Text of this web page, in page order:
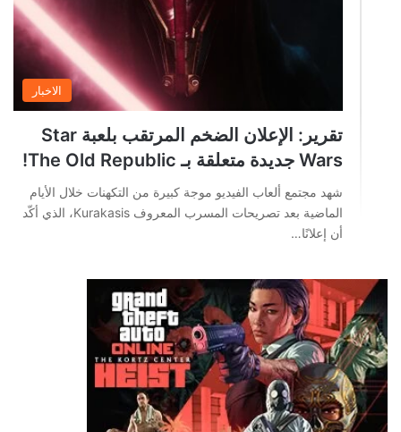
الاخبار
تقرير: الإعلان الضخم المرتقب بلعبة Star
Wars جديدة متعلقة بـ The Old Republic!
شهد مجتمع ألعاب الفيديو موجة كبيرة من التكهنات خلال الأيام
الماضية بعد تصريحات المسرب المعروف Kurakasis، الذي أكّد
أن إعلانًا…